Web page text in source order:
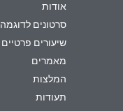
אודות
סרטונים לדוגמה
שיעורים פרטיים
מאמרים
המלצות
תעודות